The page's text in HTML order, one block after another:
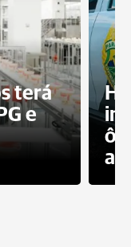
terá
e